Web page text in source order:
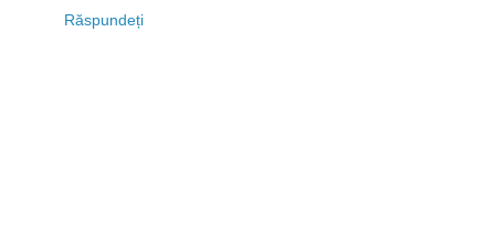
Răspundeți